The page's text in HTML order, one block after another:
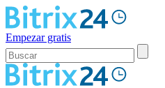
Empezar gratis